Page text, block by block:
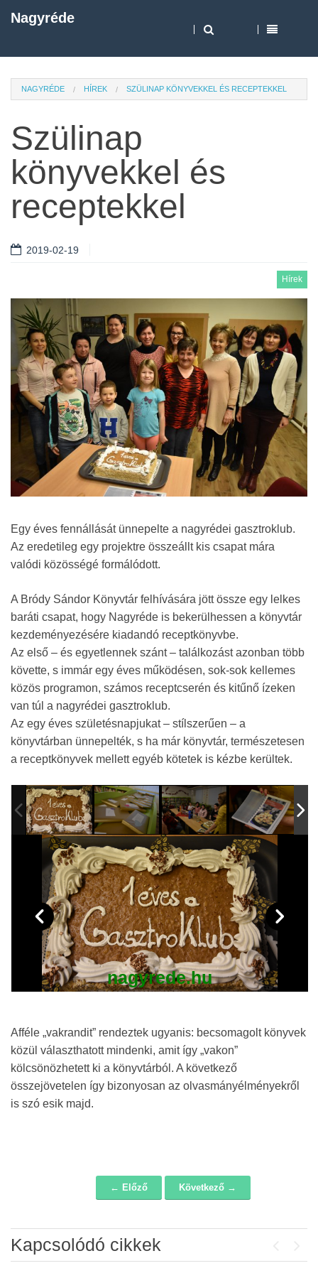
Nagyréde
NAGYRÉDE HÍREK SZÜLINAP KÖNYVEKKEL ÉS RECEPTEKKEL
Szülinap
könyvekkel és
receptekkel
2019-02-19
Hírek
Egy éves fennállását ünnepelte a nagyrédei gasztroklub.
Az eredetileg egy projektre összeállt kis csapat mára
valódi közösségé formálódott.
A Bródy Sándor Könyvtár felhívására jött össze egy lelkes
baráti csapat, hogy Nagyréde is bekerülhessen a könyvtár
kezdeményezésére kiadandó receptkönyvbe.
Az első – és egyetlennek szánt – találkozást azonban több
követte, s immár egy éves működésen, sok-sok kellemes
közös programon, számos receptcserén és kitűnő ízeken
van túl a nagyrédei gasztroklub.
Az egy éves születésnapjukat – stílszerűen – a
könyvtárban ünnepelték, s ha már könyvtár, természetesen
a receptkönyvek mellett egyéb kötetek is kézbe kerültek.
nagyrede.hu
Afféle „vakrandit” rendeztek ugyanis: becsomagolt könyvek
közül választhatott mindenki, amit így „vakon”
kölcsönözhetett ki a könyvtárból. A következő
összejövetelen így bizonyosan az olvasmányélményekről
is szó esik majd.
← Előző Következő →
Kapcsolódó cikkek